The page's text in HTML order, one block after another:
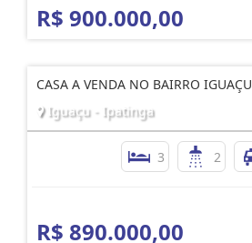
R$ 900.000,00
CASA A VENDA NO BAIRRO IGUAÇU
Iguaçu - Ipatinga
3 2
R$ 890.000,00